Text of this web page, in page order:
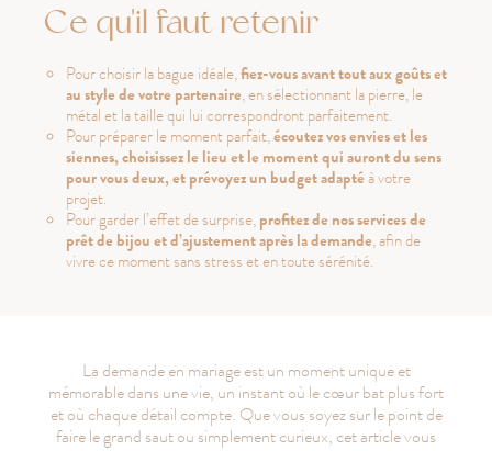
Ce qu'il faut retenir
Pour choisir la bague idéale,fiez-vous avant tout aux goûts et
au style de votre partenaire, en sélectionnant la pierre, le
métal et la taille qui lui correspondront parfaitement.
Pour préparer le moment parfait,écoutez vos envies et les
siennes, choisissez le lieu et le moment qui auront du sens
pour vous deux, et prévoyez un budget adaptéà votre
projet.
Pour garder l’effet de surprise,profitez de nos services de
prêt de bijou et d’ajustement après la demande, afin de
vivre ce moment sans stress et en toute sérénité.
La demande en mariage est un moment unique et
mémorable dans une vie, un instant où le cœur bat plus fort
et où chaque détail compte. Que vous soyez sur le point de
faire le grand saut ou simplement curieux, cet article vous